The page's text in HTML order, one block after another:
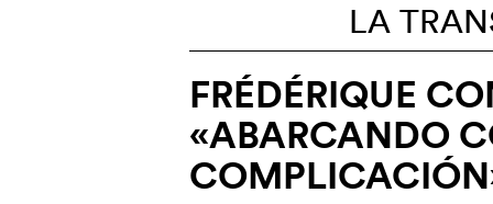
LA
FRÉDÉRIQUE
«ABARCANDO